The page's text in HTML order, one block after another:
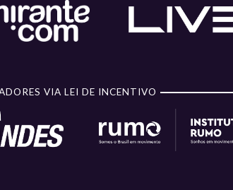
VIA LEI DE INCENTIVO